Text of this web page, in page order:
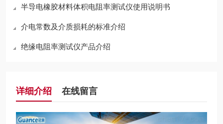
半导电橡胶材料体积电阻率测试仪使用说明书
介电常数及介质损耗的标准介绍
绝缘电阻率测试仪产品介绍
详细介绍 在线留言